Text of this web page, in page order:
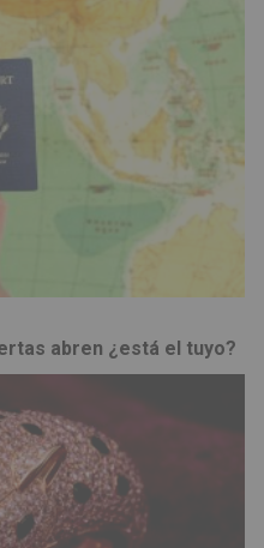
abren ¿está el tuyo?